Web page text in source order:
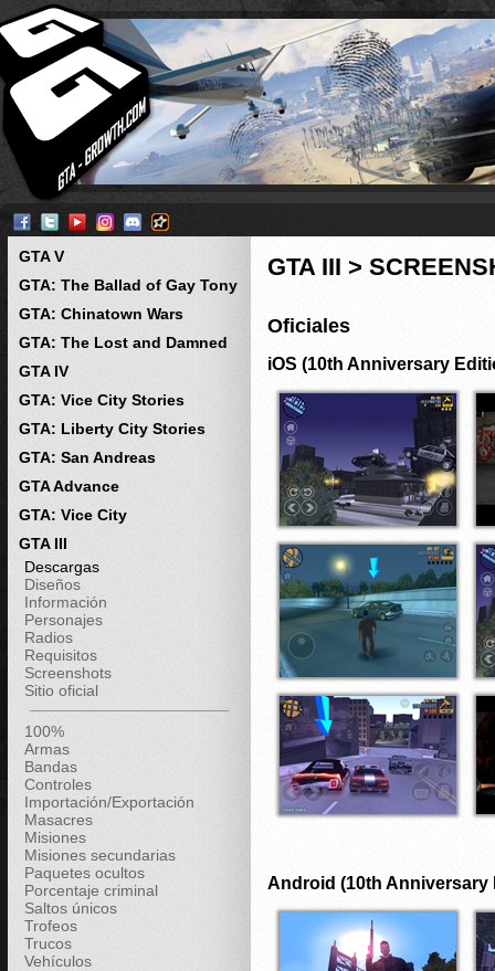
GTA V
GTA: The Ballad of Gay Tony
GTA: Chinatown Wars
GTA: The Lost and Damned
GTA IV
GTA: Vice City Stories
GTA: Liberty City Stories
GTA: San Andreas
GTA Advance
GTA: Vice City
GTA III
Descargas
Diseños
Información
Personajes
Radios
Requisitos
Screenshots
Sitio oficial
100%
Armas
Bandas
Controles
Importación/Exportación
Masacres
Misiones
Misiones secundarias
Paquetes ocultos
Porcentaje criminal
Saltos únicos
Trofeos
Trucos
Vehículos
GTA III >
Oficiales
iOS (10th Anniversary
Android (10th Anniversary